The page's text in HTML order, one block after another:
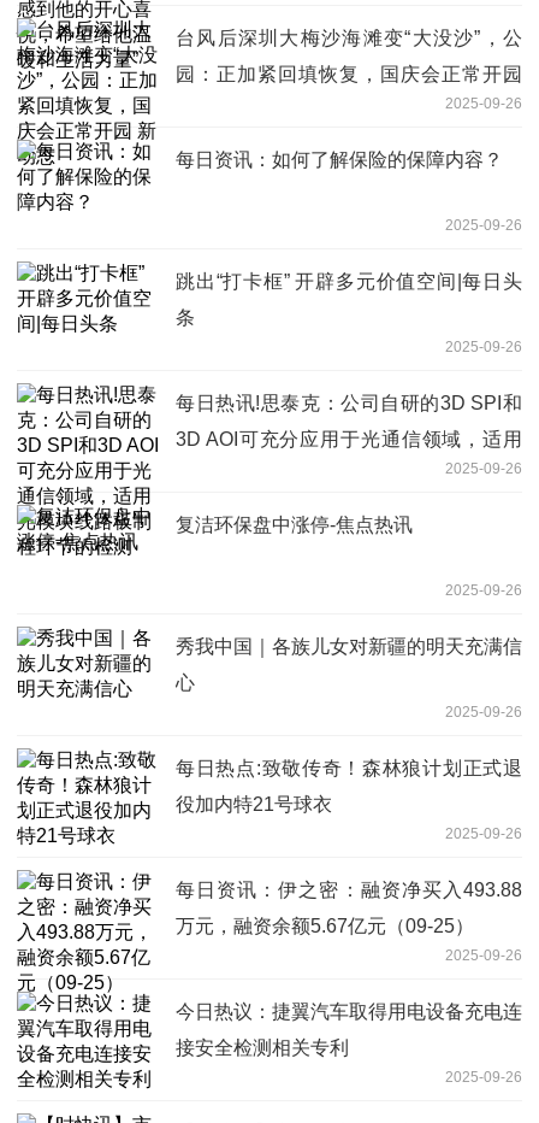
台风后深圳大梅沙海滩变“大没沙”，公
园：正加紧回填恢复，国庆会正常开园
2025-09-26
每日资讯：如何了解保险的保障内容？
2025-09-26
跳出“打卡框” 开辟多元价值空间|每日头
条
2025-09-26
每日热讯!思泰克：公司自研的3D SPI和
3D AOI可充分应用于光通信领域，适用
2025-09-26
复洁环保盘中涨停-焦点热讯
2025-09-26
秀我中国｜各族儿女对新疆的明天充满信
心
2025-09-26
每日热点:致敬传奇！森林狼计划正式退
役加内特21号球衣
2025-09-26
每日资讯：伊之密：融资净买入493.88
万元，融资余额5.67亿元（09-25）
2025-09-26
今日热议：捷翼汽车取得用电设备充电连
接安全检测相关专利
2025-09-26